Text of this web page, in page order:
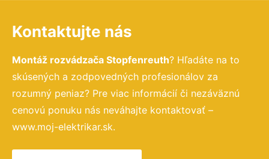
Kontaktujte nás
Montáž rozvádzača Stopfenreuth? Hľadáte na to
skúsených a zodpovedných profesionálov za
rozumný peniaz? Pre viac informácií či nezáväznú
cenovú ponuku nás neváhajte kontaktovať –
www.moj-elektrikar.sk.